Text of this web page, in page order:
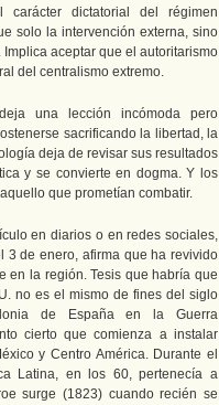
dictatorial del régimen
solo la intervención externa, sino
aceptar que el autoritarismo
del centralismo extremo.
una lección incómoda pero
sacrificando la libertad, la
deja de revisar sus resultados
y se convierte en dogma. Y los
que prometían combatir.
en diarios o en redes sociales,
3 de enero, afirma que ha revivido
en la región. Tesis que habría que
no es el mismo de fines del siglo
de España en la Guerra
cierto que comienza a instalar
y Centro América. Durante el
Latina, en los 60, pertenecía a
surge (1823) cuando recién se